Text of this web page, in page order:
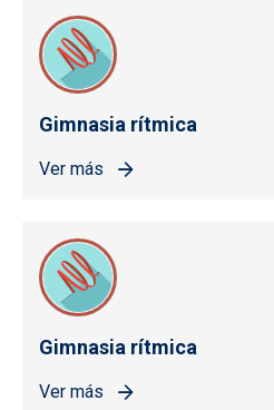
Gimnasia rítmica
Ver más
Gimnasia rítmica
Ver más